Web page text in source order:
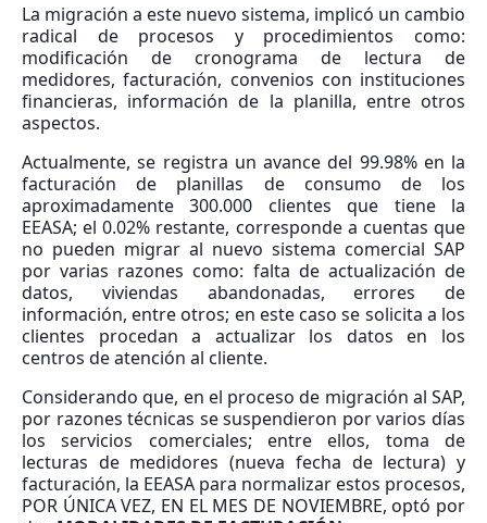
La migración a este nuevo sistema, implicó un cambio
radical de procesos y procedimientos como:
modificación de cronograma de lectura de
medidores, facturación, convenios con instituciones
financieras, información de la planilla, entre otros
aspectos.
Actualmente, se registra un avance del 99.98% en la
facturación de planillas de consumo de los
aproximadamente 300.000 clientes que tiene la
EEASA; el 0.02% restante, corresponde a cuentas que
no pueden migrar al nuevo sistema comercial SAP
por varias razones como: falta de actualización de
datos, viviendas abandonadas, errores de
información, entre otros; en este caso se solicita a los
clientes procedan a actualizar los datos en los
centros de atención al cliente.
Considerando que, en el proceso de migración al SAP,
por razones técnicas se suspendieron por varios días
los servicios comerciales; entre ellos, toma de
lecturas de medidores (nueva fecha de lectura) y
facturación, la EEASA para normalizar estos procesos,
POR ÚNICA VEZ, EN EL MES DE NOVIEMBRE, optó por